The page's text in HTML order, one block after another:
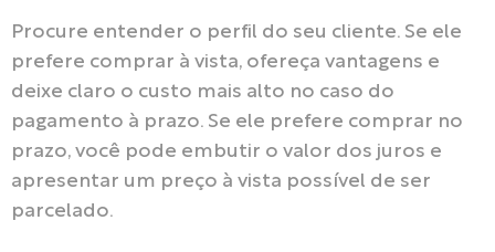
Procure entender o perfil do seu cliente. Se ele
prefere comprar à vista, ofereça vantagens e
deixe claro o custo mais alto no caso do
pagamento à prazo. Se ele prefere comprar no
prazo, você pode embutir o valor dos juros e
apresentar um preço à vista possível de ser
parcelado.